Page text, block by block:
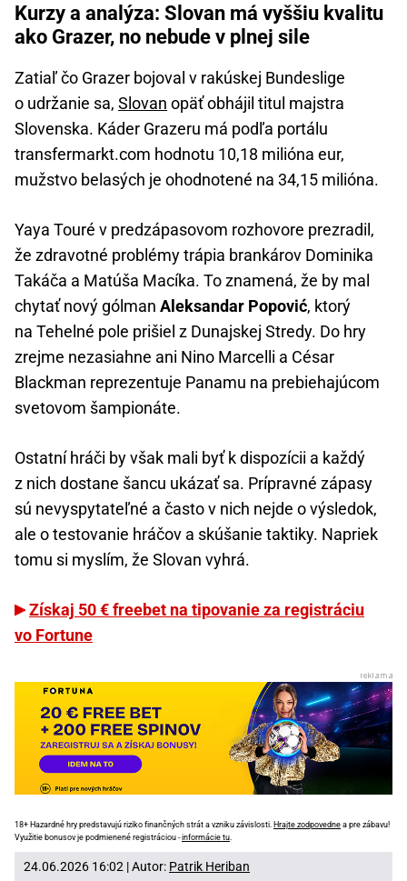
Kurzy a analýza: Slovan má vyššiu kvalitu
ako Grazer, no nebude v plnej sile
Zatiaľ čo Grazer bojoval v rakúskej Bundeslige
o udržanie sa, Slovan opäť obhájil titul majstra
Slovenska. Káder Grazeru má podľa portálu
transfermarkt.com hodnotu 10,18 milióna eur,
mužstvo belasých je ohodnotené na 34,15 milióna.
Yaya Touré v predzápasovom rozhovore prezradil,
že zdravotné problémy trápia brankárov Dominika
Takáča a Matúša Macíka. To znamená, že by mal
chytať nový gólman Aleksandar Popović, ktorý
na Tehelné pole prišiel z Dunajskej Stredy. Do hry
zrejme nezasiahne ani Nino Marcelli a César
Blackman reprezentuje Panamu na prebiehajúcom
svetovom šampionáte.
Ostatní hráči by však mali byť k dispozícii a každý
z nich dostane šancu ukázať sa. Prípravné zápasy
sú nevyspytateľné a často v nich nejde o výsledok,
ale o testovanie hráčov a skúšanie taktiky. Napriek
tomu si myslím, že Slovan vyhrá.
Získaj 50 € freebet na tipovanie za registráciu
vo Fortune
18+ Hazardné hry predstavujú riziko finančných strát a vzniku závislosti. Hrajte zodpovedne a pre zábavu!
Využitie bonusov je podmienené registráciou -informácie tu.
24.06.2026 16:02 | Autor: Patrik Heriban